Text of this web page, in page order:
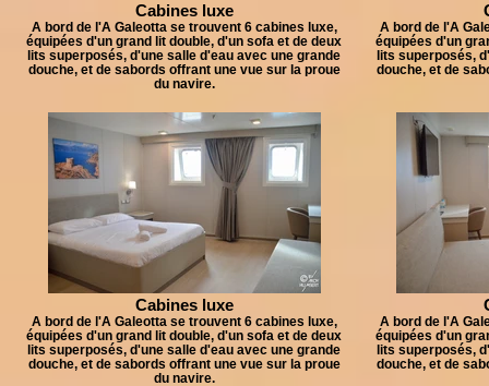
Cabines luxe
A bord de l'A Galeotta se trouvent 6 cabines luxe,
équipées d'un grand lit double, d'un sofa et de deux
lits superposés, d'une salle d'eau avec une grande
douche, et de sabords offrant une vue sur la proue
du navire.
A bord de l'A
équipées d'un
lits superposés,
douche, et de
Cabines luxe
A bord de l'A Galeotta se trouvent 6 cabines luxe,
équipées d'un grand lit double, d'un sofa et de deux
lits superposés, d'une salle d'eau avec une grande
douche, et de sabords offrant une vue sur la proue
du navire.
A bord de l'A
équipées d'un
lits superposés,
douche, et de